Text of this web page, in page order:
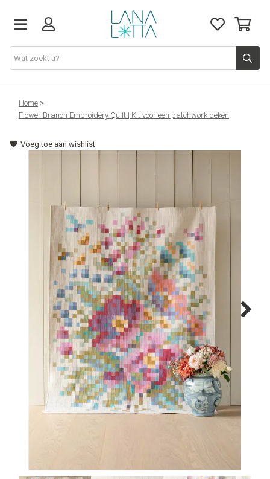
Stoffen
Patronen
Naaimachines
Workshops
Tips & tricks
Cadeaubon
Home >
Flower Branch Embroidery Quilt | Kit voor een patchwork deken
Voeg toe aan wishlist